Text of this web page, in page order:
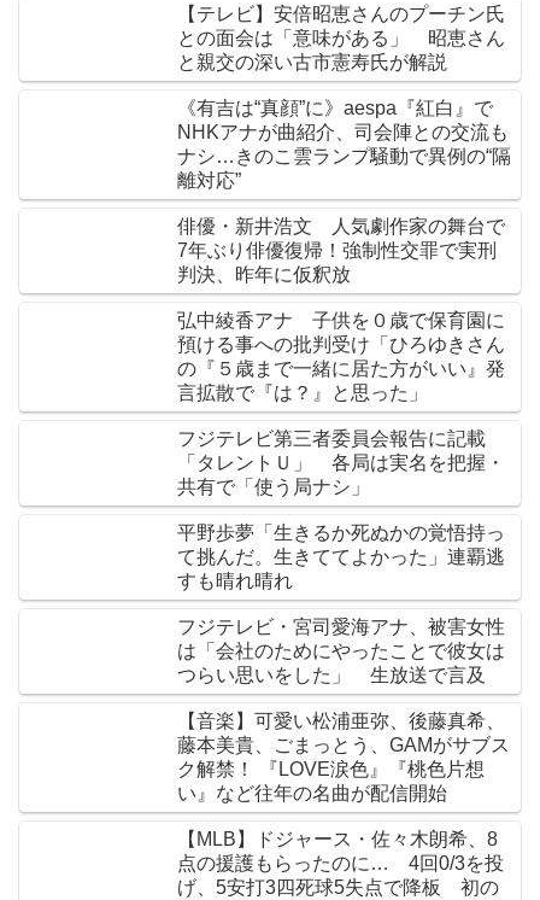
【テレビ】安倍昭恵さんのプーチン氏
との面会は「意味がある」 昭恵さん
と親交の深い古市憲寿氏が解説
《有吉は“真顔”に》aespa『紅白』で
NHKアナが曲紹介、司会陣との交流も
ナシ…きのこ雲ランプ騒動で異例の“隔
離対応”
俳優・新井浩文 人気劇作家の舞台で
7年ぶり俳優復帰！強制性交罪で実刑
判決、昨年に仮釈放
弘中綾香アナ 子供を０歳で保育園に
預ける事への批判受け「ひろゆきさん
の『５歳まで一緒に居た方がいい』発
言拡散で『は？』と思った」
フジテレビ第三者委員会報告に記載
「タレントＵ」 各局は実名を把握・
共有で「使う局ナシ」
平野歩夢「生きるか死ぬかの覚悟持っ
て挑んだ。生きててよかった」連覇逃
すも晴れ晴れ
フジテレビ・宮司愛海アナ、被害女性
は「会社のためにやったことで彼女は
つらい思いをした」 生放送で言及
【音楽】可愛い松浦亜弥、後藤真希、
藤本美貴、ごまっとう、GAMがサブス
ク解禁！ 『LOVE涙色』『桃色片想
い』など往年の名曲が配信開始
【MLB】ドジャース・佐々木朗希、8
点の援護もらったのに… 4回0/3を投
げ、5安打3四死球5失点で降板 初の